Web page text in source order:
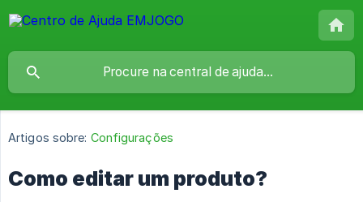
Artigos sobre: Configurações
Como editar um produto?